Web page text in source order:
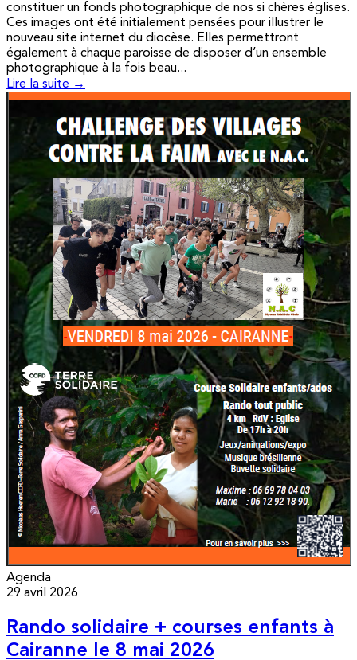
constituer un fonds photographique de nos si chères églises.
Ces images ont été initialement pensées pour illustrer le
nouveau site internet du diocèse. Elles permettront
également à chaque paroisse de disposer d’un ensemble
photographique à la fois beau...
Lire la suite →
Agenda
29 avril 2026
Rando solidaire + courses enfants à
Cairanne le 8 mai 2026